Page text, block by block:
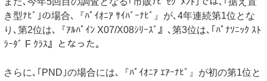
き型ﾅﾋﾞ｣の場合､『ﾊﾟｲｵﾆｱ ｻｲﾊﾞｰﾅﾋﾞ』が､4年連続第1位とな
り､第2位は､『ｱﾙﾊﾟｲﾝ X07/X08ｼﾘｰｽﾞ』､第3位は､｢ﾊﾟﾅｿﾆｯｸ ｽﾄ
ﾗｰﾀﾞ F ｸﾗｽ』となった｡
さらに､｢PND｣の場合には､『ﾊﾟｲｵﾆｱ ｴｱｰﾅﾋﾞ』が初の第1位と